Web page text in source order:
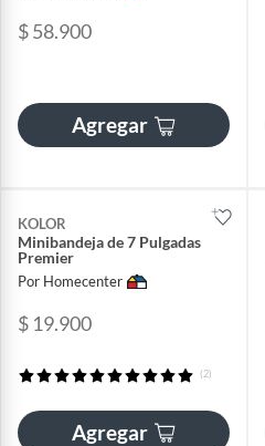
$ 58.900
Agregar
KOLOR
Minibandeja de 7 Pulgadas
Premier
Por Homecenter
$ 19.900
(2)
Agregar